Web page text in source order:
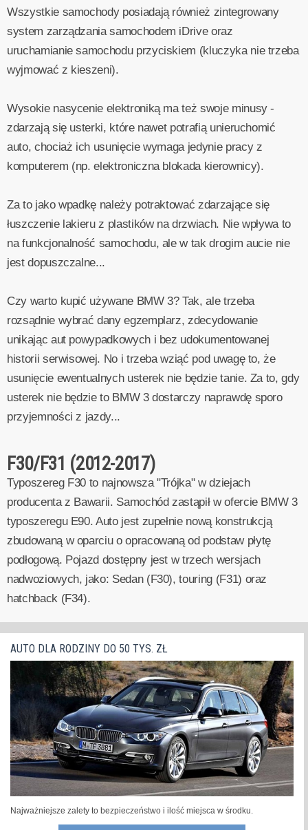
Wszystkie samochody posiadają również zintegrowany
system zarządzania samochodem iDrive oraz
uruchamianie samochodu przyciskiem (kluczyka nie trzeba
wyjmować z kieszeni).
Wysokie nasycenie elektroniką ma też swoje minusy -
zdarzają się usterki, które nawet potrafią unieruchomić
auto, chociaż ich usunięcie wymaga jedynie pracy z
komputerem (np. elektroniczna blokada kierownicy).
Za to jako wpadkę należy potraktować zdarzające się
łuszczenie lakieru z plastików na drzwiach. Nie wpływa to
na funkcjonalność samochodu, ale w tak drogim aucie nie
jest dopuszczalne...
Czy warto kupić używane BMW 3? Tak, ale trzeba
rozsądnie wybrać dany egzemplarz, zdecydowanie
unikając aut powypadkowych i bez udokumentowanej
historii serwisowej. No i trzeba wziąć pod uwagę to, że
usunięcie ewentualnych usterek nie będzie tanie. Za to, gdy
usterek nie będzie to BMW 3 dostarczy naprawdę sporo
przyjemności z jazdy...
F30/F31 (2012-2017)
Typoszereg F30 to najnowsza "Trójka" w dziejach
producenta z Bawarii. Samochód zastąpił w ofercie BMW 3
typoszeregu E90. Auto jest zupełnie nową konstrukcją
zbudowaną w oparciu o opracowaną od podstaw płytę
podłogową. Pojazd dostępny jest w trzech wersjach
nadwoziowych, jako: Sedan (F30), touring (F31) oraz
hatchback (F34).
AUTO DLA RODZINY DO 50 TYS. ZŁ
Najważniejsze zalety to bezpieczeństwo i ilość miejsca w środku.